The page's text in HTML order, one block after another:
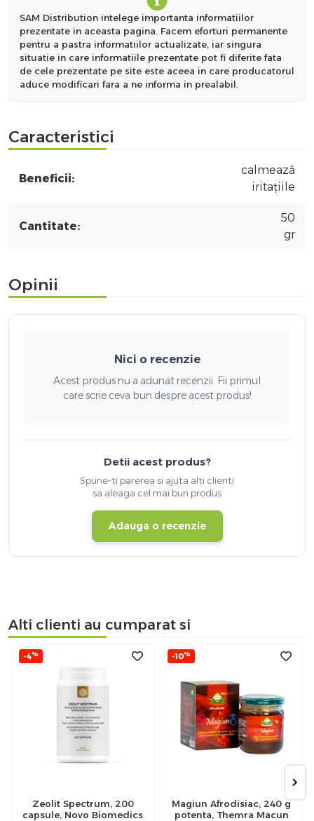
SAM Distribution intelege importanta informatiilor
prezentate in aceasta pagina. Facem eforturi permanente
pentru a pastra informatiilor actualizate, iar singura
situatie in care informatiile prezentate pot fi diferite fata
de cele prezentate pe site este aceea in care producatorul
aduce modificari fara a ne informa in prealabil.
Caracteristici
Beneficii:
calmează
iritațiile
Cantitate:
50
gr
Opinii
Nici o recenzie
Acest produs nu a adunat recenzii. Fii primul
care scrie ceva bun despre acest produs!
Detii acest produs?
Spune-ti parerea si ajuta alti clienti
sa aleaga cel mai bun produs
Adauga o recenzie
Alti clienti au cumparat si
-4%
Zeolit Spectrum, 200
capsule, Novo Biomedics
-10%
Magiun Afrodisiac, 240 g
potenta, Themra Macun